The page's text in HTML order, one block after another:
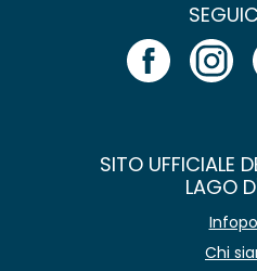
SITO UFFICIALE
LAGO
Chi